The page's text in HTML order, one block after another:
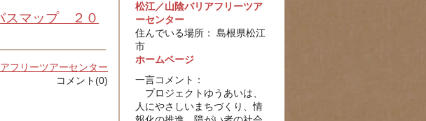
スマップ ２０
フリーツアーセンター
コメント(0)
松江／山陰バリアフリーツア
ーセンター
住んでいる場所： 島根県松江
市
ホームページ
一言コメント：
プロジェクトゆうあいは、
人にやさしいまちづくり、情